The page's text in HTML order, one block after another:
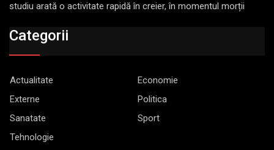
studiu arată o activitate rapidă în creier, în momentul morții
Categorii
Actualitate
Economie
Externe
Politica
Sanatate
Sport
Tehnologie